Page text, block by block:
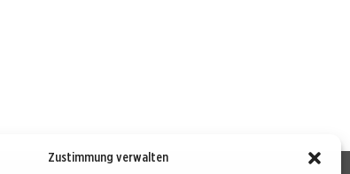
Zustimmung verwalten